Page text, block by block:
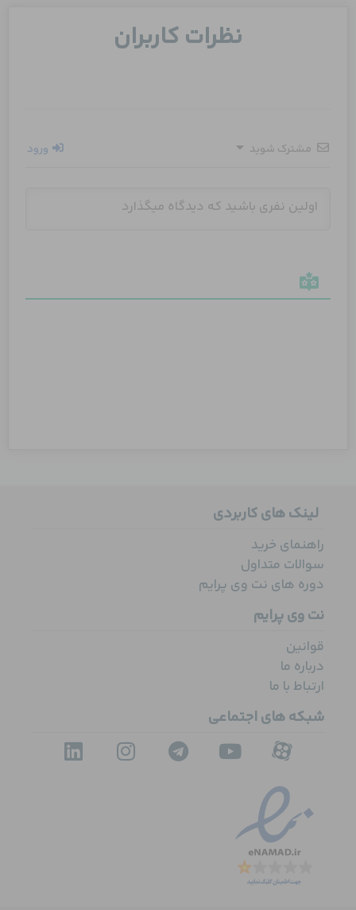
نظرات کاربران
مشترک شوید ورود
لینک های کاربردی
راهنمای خرید
سوالات متداول
دوره های نت وی پرایم
نت وی پرایم
قوانین
درباره ما
ارتباط با ما
شبکه های اجتماعی